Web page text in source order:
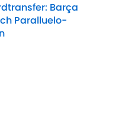
Barça
Paralluelo-